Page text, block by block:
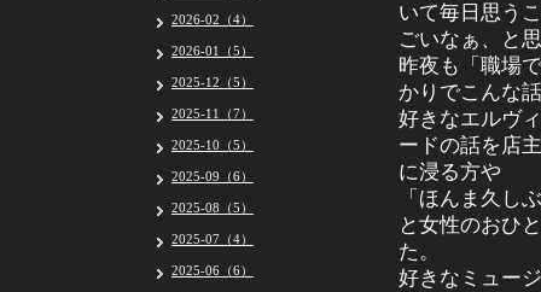
いて毎日思う
ごいなぁ、と
昨夜も「職場
かりでこんな
好きなエルヴ
ードの話を店
に浸る方や
「ほんま久し
と女性のおひ
た。
好きなミュー
2026-02（4）
2026-01（5）
2025-12（5）
2025-11（7）
2025-10（5）
2025-09（6）
2025-08（5）
2025-07（4）
2025-06（6）